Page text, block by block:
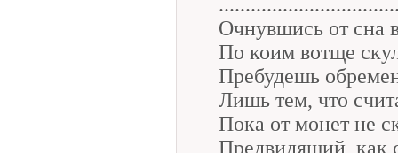
Очнувшись от сна
По коим вотще
Пребудешь
Лишь тем, что
Пока от монет не
Предвидящий, как